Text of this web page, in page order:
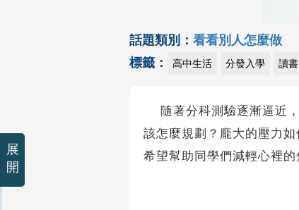
話題類別： 看看別人怎麼做
標籤：
高中生活 分發入學 讀
隨著分科測驗逐漸逼近，
該怎麼規劃？龐大的壓力
希望幫助同學們減輕心裡
展
開